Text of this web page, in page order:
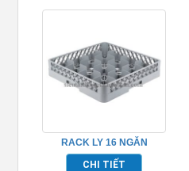
RACK LY 16 NGĂN
TP691009
CHI TIẾT